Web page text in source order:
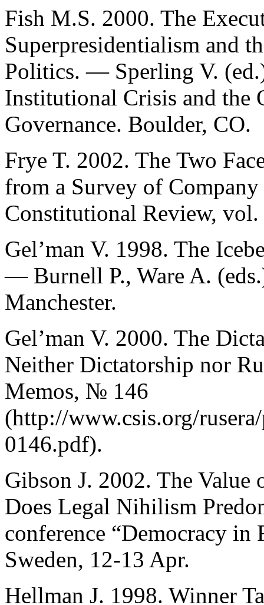
Fish M.S. 2000. The
Superpresidentialism and
Politics. — Sperling V.
Institutional Crisis and the
Governance. Boulder, CO.
Frye T. 2002. The Two
from a Survey of
Constitutional Review,
Gel’man V. 1998. The
— Burnell P., Ware A.
Manchester.
Gel’man V. 2000. The
Neither Dictatorship nor
Memos, № 146
(http://www.csis.org/
0146.pdf).
Gibson J. 2002. The Value
Does Legal Nihilism
conference “Democracy in
Sweden, 12-13 Apr.
Hellman J. 1998. Winner